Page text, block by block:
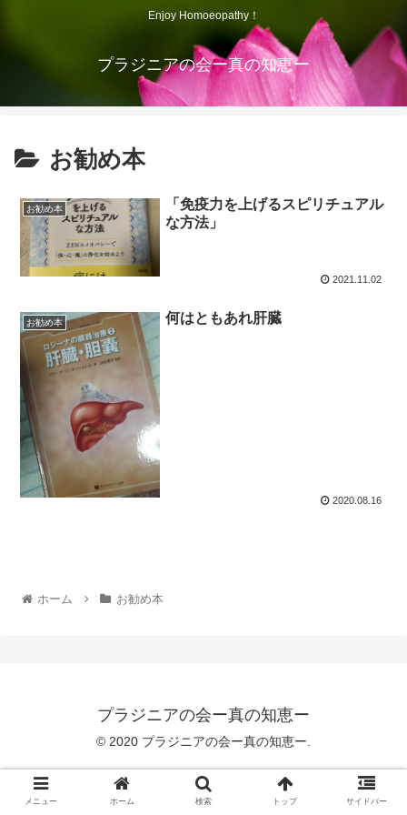
Enjoy Homoeopathy！
プラジニアの会ー真の知恵ー
お勧め本
お勧め本
「免疫力を上げるスピリチュアル
な方法」
2021.11.02
お勧め本 何はともあれ肝臓
2020.08.16
ホーム お勧め本
プラジニアの会ー真の知恵ー
© 2020 プラジニアの会ー真の知恵ー.
メニュー ホーム 検索 トップ サイドバー